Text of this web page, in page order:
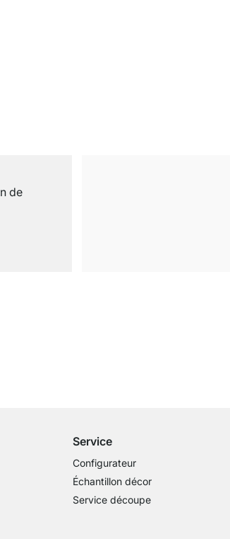
de
Service
Configurateur
Échantillon décor
Service découpe